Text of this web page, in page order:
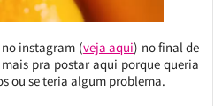
instagram (veja aqui) no final de
pra postar aqui porque queria
ou se teria algum problema.